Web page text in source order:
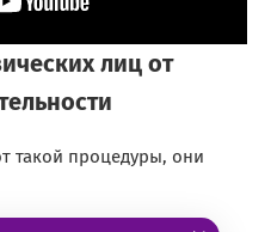
лиц от
такой процедуры, они